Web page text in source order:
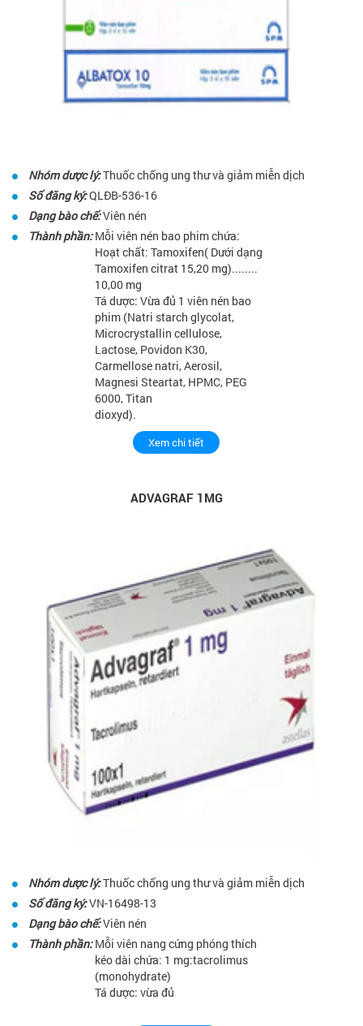
Nhóm dược lý:Thuốc chống ung thư và giảm miễn dịch
Số đăng ký:QLĐB-536-16
Dạng bào chế:Viên nén
Thành phần: Mỗi viên nén bao phim chứa:
Hoạt chất: Tamoxifen( Dưới dạng
Tamoxifen citrat 15,20 mg)........
10,00 mg
Tá dược: Vừa đủ 1 viên nén bao
phim (Natri starch glycolat,
Microcrystallin cellulose,
Lactose, Povidon K30,
Carmellose natri, Aerosil,
Magnesi Steartat, HPMC, PEG
6000, Titan
dioxyd).
Xem chi tiết
ADVAGRAF 1MG
Nhóm dược lý:Thuốc chống ung thư và giảm miễn dịch
Số đăng ký:VN-16498-13
Dạng bào chế:Viên nén
Thành phần: Mỗi viên nang cứng phóng thích
kéo dài chứa: 1 mg:tacrolimus
(monohydrate)
Tá dược: vừa đủ